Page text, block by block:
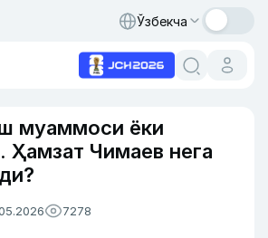
Ўзбекча
муаммоси ёки
Ҳамзат Чимаев нега
7278